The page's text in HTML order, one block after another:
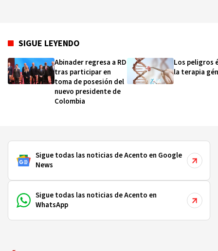
SIGUE LEYENDO
Abinader regresa a RD
tras participar en
toma de posesión del
nuevo presidente de
Colombia
Los peligros
la terapia
Sigue todas las noticias de Acento en Google
News
Sigue todas las noticias de Acento en
WhatsApp